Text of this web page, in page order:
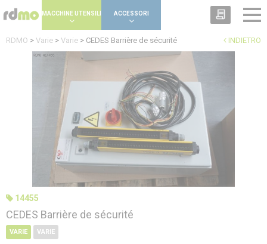
MACCHINE UTENSILI ACCESSORI
INDIETRO
RDMO > Varie > Varie > CEDES Barrière de sécurité
14455
CEDES Barrière de sécurité
VARIE VARIE